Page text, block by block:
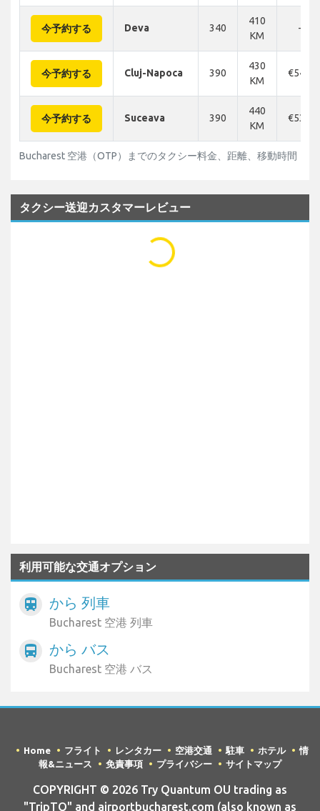
今予約する Deva 340
410
KM
-
今予約する Cluj-Napoca 390
430
KM
€540
今予約する Suceava 390
440
KM
€530
Bucharest 空港（OTP）までのタクシー料金、距離、移動時間
タクシー送迎カスタマーレビュー
...
利用可能な交通オプション
train から 列車
Bucharest 空港 列車
directions_bus から バス
Bucharest 空港 バス
Home フライト レンタカー 空港交通 駐車 ホテル
情
報&ニュース
免責事項 プライバシー サイトマップ
COPYRIGHT © 2026 Try Quantum OU trading as
"TripTQ" and airportbucharest.com (also known as